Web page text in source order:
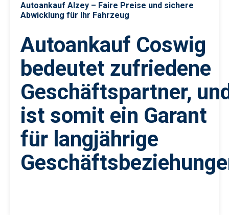
Autoankauf Alzey – Faire Preise und sichere
Abwicklung für Ihr Fahrzeug
Autoankauf Coswig
bedeutet zufriedene
Geschäftspartner,
ist somit ein Garant
für langjährige